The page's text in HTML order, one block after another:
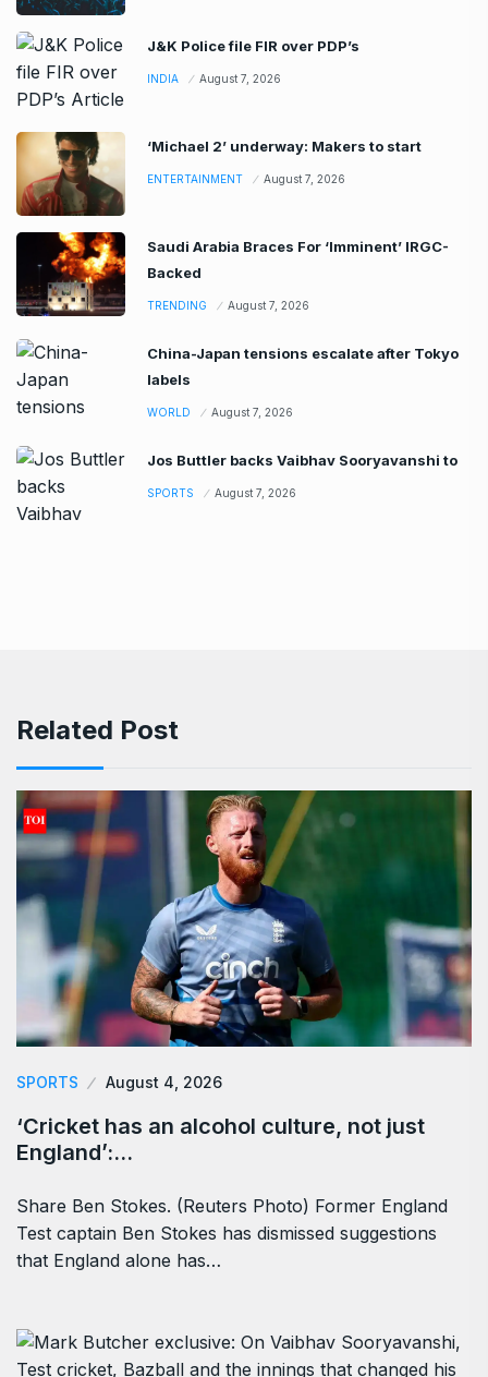
J&K Police file FIR over PDP’s
INDIA August 7, 2026
‘Michael 2’ underway: Makers to start
ENTERTAINMENT August 7, 2026
Saudi Arabia Braces For ‘Imminent’ IRGC-
Backed
TRENDING August 7, 2026
China-Japan tensions escalate after Tokyo
labels
WORLD August 7, 2026
Jos Buttler backs Vaibhav Sooryavanshi to
SPORTS August 7, 2026
Related Post
SPORTS August 4, 2026
‘Cricket has an alcohol culture, not just
England’:…
Share Ben Stokes. (Reuters Photo) Former England
Test captain Ben Stokes has dismissed suggestions
that England alone has…